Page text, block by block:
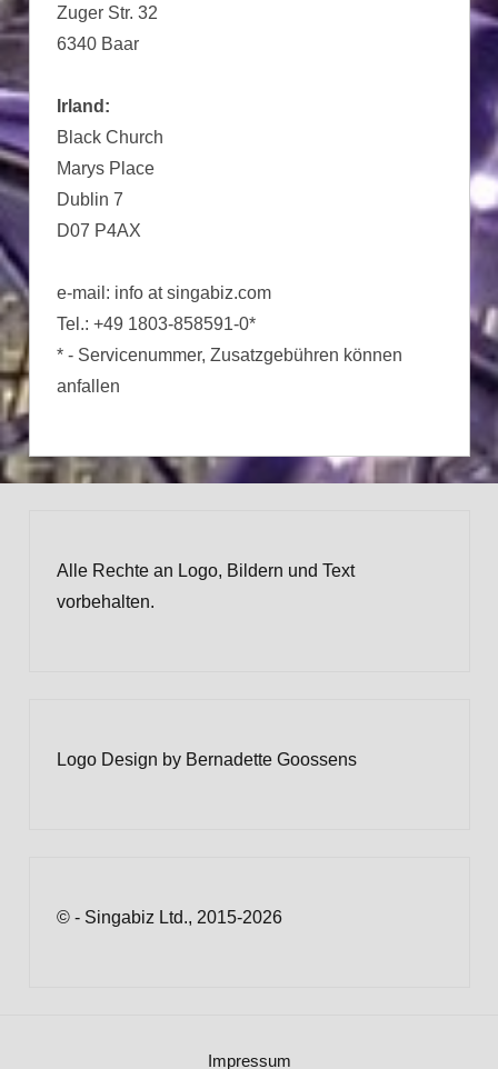
Zuger Str. 32
6340 Baar
Irland:
Black Church
Marys Place
Dublin 7
D07 P4AX
e-mail: info at singabiz.com
Tel.: +49 1803-858591-0*
* - Servicenummer, Zusatzgebühren können
anfallen
Alle Rechte an Logo, Bildern und Text
vorbehalten.
Logo Design by Bernadette Goossens
© - Singabiz Ltd., 2015-2026
Impressum